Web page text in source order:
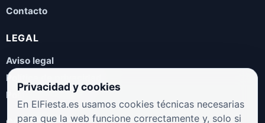
Contacto
LEGAL
Aviso legal
Política de privacidad
Política de cookies
Privacidad y cookies
En ElFiesta.es usamos cookies técnicas necesarias
para que la web funcione correctamente y, solo si